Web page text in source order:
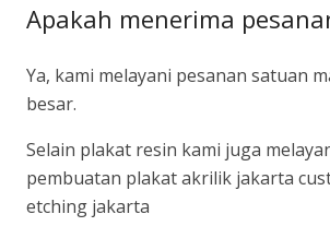
Apakah menerima
Ya, kami melayani pesanan satuan
besar.
Selain plakat resin kami juga
pembuatan plakat akrilik jakarta
etching jakarta